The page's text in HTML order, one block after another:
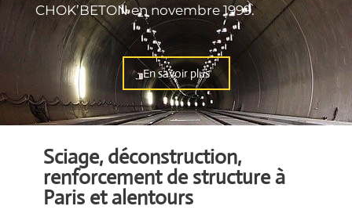
CHOK’BETON en novembre 1999.
En savoir plus
Sciage, déconstruction,
renforcement de structure à
Paris et alentours